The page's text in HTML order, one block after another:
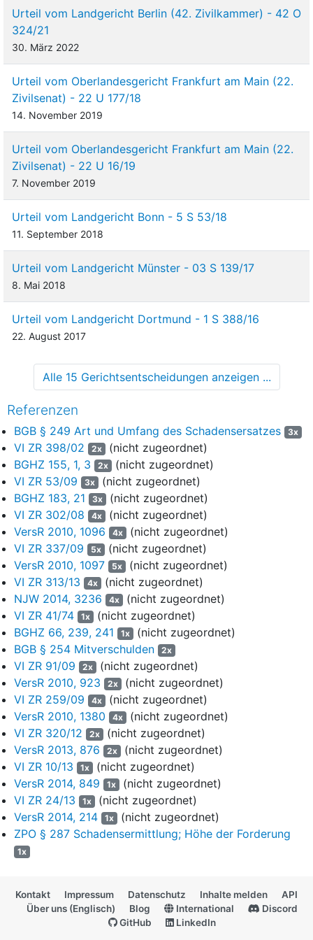
Partnerwerkstätten haben sich verpflichtet, die mit der Beklagten
vereinbarten Sonderkonditionen im Verhältnis zum jeweiligen
Versicherungsnehmer der Beklagten anzuwenden, wenn sie
des Kaskoversicherungsvertrags mit der Reparatur seines
Fahrzeugs beauftragt werden. Bei der Firma A. GmbH Auto-
Service P. GmbH handelt es sich um keine Partnerwerkstatt.
Sie verfügt in H. nur über eine "Annahmehalle", in der eine
Bestandsaufnahme erfolgen kann und kleinere Reparaturen und
Ausbesserungsarbeiten durchgeführt werden können. Ihre
Werkstatt zur Durchführung aufwendigerer Reparaturen befindet
4
Das Amtsgericht hat die Klage hinsichtlich der
Reparaturkosten abgewiesen. Auf die Berufung des Klägers
hat das Landgericht der Klage insoweit stattgegeben. Mit der
vom Berufungsgericht zugelassenen Revision verfolgt die
Beklagte ihr Begehren auf Klagabweisung weiter.
Entscheidungsgründe
I.
Kläger im Rahmen der fiktiven Schadensabrechnung nicht
auf die von der Beklagten konkret benannten günstigeren, nicht
markengebundenen Fachwerkstätten verweisen lassen müsse.
ihm eingeholten Sachverständigengutachten ermittelten Höhe
von der Beklagten verlangen. Eine Verweisung scheitere
ungeachtet der Frage, ob es sich bei den Preisen der "freien
Fachwerkstatt" um Sonderkonditionen der
schadensersatzpflichtigen Versicherung handele, nach dem
Sinn und Zweck der in§ 249 Abs. 2 Satz 1 BGB
Ersetzungsbefugnis immer schon dann, wenn zwischen dem
Haftpflichtversicherer des Schädigers und dem von ihm
benannten Reparaturbetrieb eine dauerhafte vertragliche
Verbindung bestehe. Eine Reparatur in einer mit dem
Haftpflichtversicherer des Schädigers als Partnerwerkstatt
verbundenen "freien Fachwerkstatt" sei für den Geschädigten
unzumutbar. Ein Verweis würde die Ersetzungsbefugnis des
Geschädigten unterlaufen. Die Ersetzungsbefugnis solle ihn
davon befreien, die Schadensbeseitigung dem Schädiger zu
überlassen oder überhaupt eine Instandsetzung veranlassen zu
müssen. Sie solle ferner das Abwicklungsverhältnis von dem
Streit darüber entlasten, ob die Wiederherstellung durch den
Schädiger gelungen sei und vom Geschädigten als
Ersatzleistung angenommen werden müsse. Die
Ersetzungsbefugnis eröffne dem Geschädigten eine
Schadensbehebung in eigener Regie und befreie ihn davon, die
beschädigte Sache dem Schädiger oder einer von ihm
ausgewählten Person zur Reparatur anvertrauen zu müssen.
Nach dem gesetzlichen Bild des Schadensersatzes sei der
Geschädigte Herr des Restitutionsgeschehens und dürfe
grundsätzlich selbst bestimmen, wie er mit der Sache verfahre.
Diesen Grundsätzen liefe es zuwider, den Geschädigten an eine
verweisen. Der Geschädigte müsse sich faktisch in die Hände
des Schädigers begeben. Dass die Werkstätten nur im Bereich
der Abwicklung von Kaskoschadensfällen mit der Beklagten
Urteil vom Landgericht Berlin (42. Zivilkammer) - 42 O
324/21
30. März 2022
Urteil vom Oberlandesgericht Frankfurt am Main (22.
Zivilsenat) - 22 U 177/18
14. November 2019
Urteil vom Oberlandesgericht Frankfurt am Main (22.
Zivilsenat) - 22 U 16/19
7. November 2019
Urteil vom Landgericht Bonn - 5 S 53/18
11. September 2018
Urteil vom Landgericht Münster - 03 S 139/17
8. Mai 2018
Urteil vom Landgericht Dortmund - 1 S 388/16
22. August 2017
Alle 15 Gerichtsentscheidungen anzeigen ...
Referenzen
BGB § 249 Art und Umfang des Schadensersatzes 3x
VI ZR 398/02 2x (nicht zugeordnet)
BGHZ 155, 1, 3
2x (nicht zugeordnet)
VI ZR 53/09
3x (nicht zugeordnet)
BGHZ 183, 21
3x (nicht zugeordnet)
VI ZR 302/08
4x (nicht zugeordnet)
VersR 2010, 1096
4x (nicht zugeordnet)
VI ZR 337/09
5x (nicht zugeordnet)
VersR 2010, 1097
5x (nicht zugeordnet)
VI ZR 313/13
4x (nicht zugeordnet)
NJW 2014, 3236
4x (nicht zugeordnet)
VI ZR 41/74
1x (nicht zugeordnet)
BGHZ 66, 239, 241
1x (nicht zugeordnet)
BGB § 254 Mitverschulden
2x
VI ZR 91/09 2x (nicht zugeordnet)
VersR 2010, 923
2x (nicht zugeordnet)
VI ZR 259/09
4x (nicht zugeordnet)
VersR 2010, 1380
4x (nicht zugeordnet)
VI ZR 320/12
2x (nicht zugeordnet)
VersR 2013, 876
2x (nicht zugeordnet)
VI ZR 10/13
1x (nicht zugeordnet)
VersR 2014, 849
1x (nicht zugeordnet)
VI ZR 24/13
1x (nicht zugeordnet)
VersR 2014, 214
1x (nicht zugeordnet)
ZPO § 287 Schadensermittlung; Höhe der Forderung
1x
Kontakt Impressum Datenschutz Inhalte melden
API
Über uns (Englisch)
Blog International
Discord
GitHub
LinkedIn